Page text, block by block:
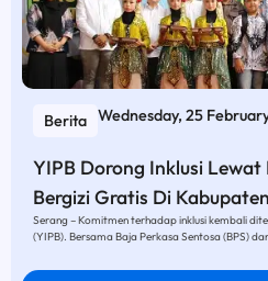
Berita Wednesday, 25
YIPB Dorong Inklusi
Bergizi Gratis Di
Serang – Komitmen terhadap inklusi kembali
(YIPB). Bersama Baja Perkasa Sentosa (BPS)